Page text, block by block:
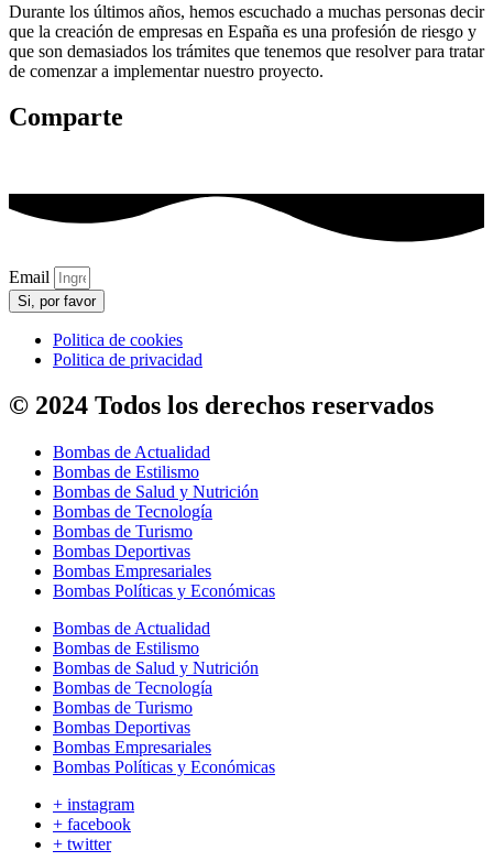
Durante los últimos años, hemos escuchado a muchas personas decir
que la creación de empresas en España es una profesión de riesgo y
que son demasiados los trámites que tenemos que resolver para tratar
de comenzar a implementar nuestro proyecto.
Comparte
Email
Si, por favor
Politica de cookies
Politica de privacidad
© 2024 Todos los derechos reservados
Bombas de Actualidad
Bombas de Estilismo
Bombas de Salud y Nutrición
Bombas de Tecnología
Bombas de Turismo
Bombas Deportivas
Bombas Empresariales
Bombas Políticas y Económicas
Bombas de Actualidad
Bombas de Estilismo
Bombas de Salud y Nutrición
Bombas de Tecnología
Bombas de Turismo
Bombas Deportivas
Bombas Empresariales
Bombas Políticas y Económicas
+ instagram
+ facebook
+ twitter